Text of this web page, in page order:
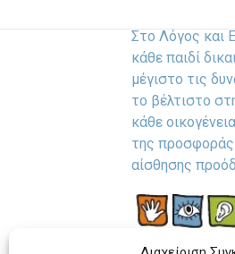
Στο Λόγος και
κάθε παιδί
μέγιστο τις
το βέλτιστο
κάθε
της προσφοράς
αίσθησης